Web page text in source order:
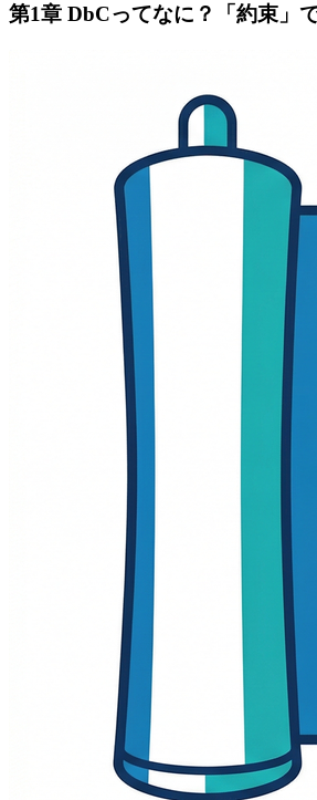
第1章 DbCってなに？「約束」